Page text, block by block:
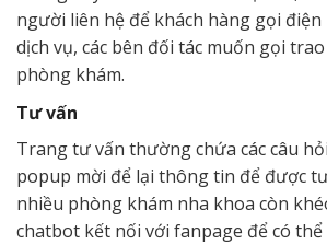
người liên hệ để khách hàng gọi điện
dịch vụ, các bên đối tác muốn gọi
phòng khám.
Tư vấn
Trang tư vấn thường chứa các câu
popup mời để lại thông tin để được
nhiều phòng khám nha khoa còn
chatbot kết nối với fanpage để có